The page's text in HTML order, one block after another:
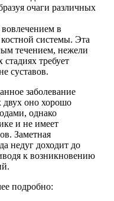
очаги различных
в
системы. Эта
течением, нежели
требует
суставов.
заболевание
двух оно хорошо
однако
и не имеет
Заметная
недуг доходит до
к возникновению
подробно: